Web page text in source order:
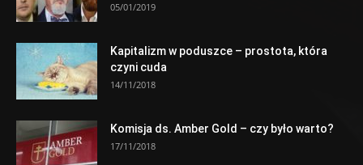
05/01/2019
Kapitalizm w poduszce – prostota, która
czyni cuda
14/11/2018
Komisja ds. Amber Gold – czy było warto?
17/11/2018